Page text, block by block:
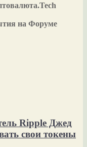
на Форуме
Ripple Джед
свои токены